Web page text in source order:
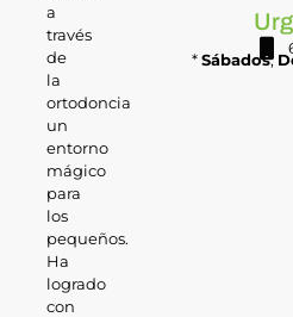
*Sábados,
a
través
de
la
ortodoncia
un
entorno
mágico
para
los
pequeños.
Ha
logrado
con